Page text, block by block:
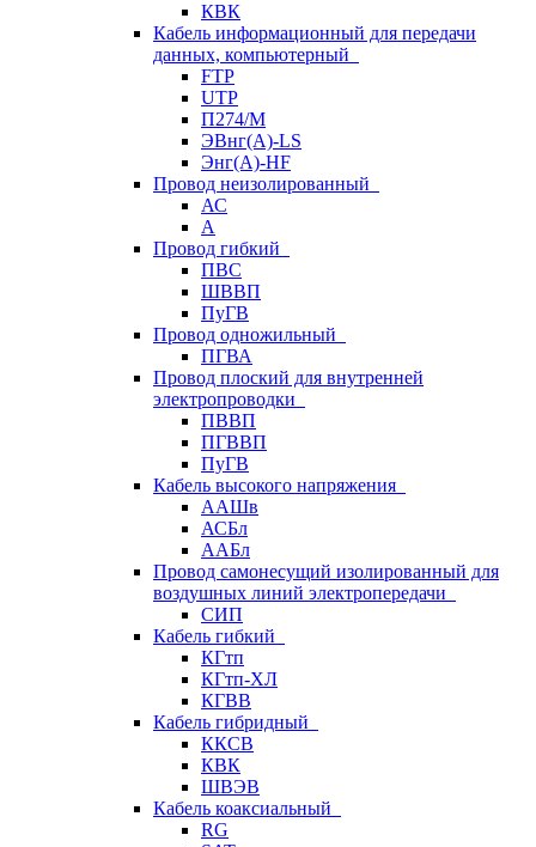
КВК
Кабель информационный для передачи
данных, компьютерный
FTP
UTP
П274/М
ЭВнг(А)-LS
Энг(А)-HF
Провод неизолированный
АС
А
Провод гибкий
ПВС
ШВВП
ПуГВ
Провод одножильный
ПГВА
Провод плоский для внутренней
электропроводки
ПВВП
ПГВВП
ПуГВ
Кабель высокого напряжения
ААШв
АСБл
ААБл
Провод самонесущий изолированный для
воздушных линий электропередачи
СИП
Кабель гибкий
КГтп
КГтп-ХЛ
КГВВ
Кабель гибридный
ККСВ
КВК
ШВЭВ
Кабель коаксиальный
RG